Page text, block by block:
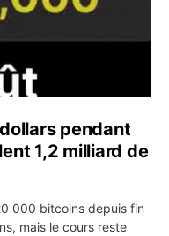
pendant
1,2 milliard de
000 bitcoins depuis fin
mais le cours reste